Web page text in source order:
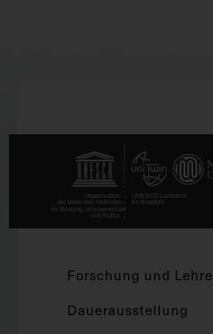
Forschung und Lehre
Dauerausstellung